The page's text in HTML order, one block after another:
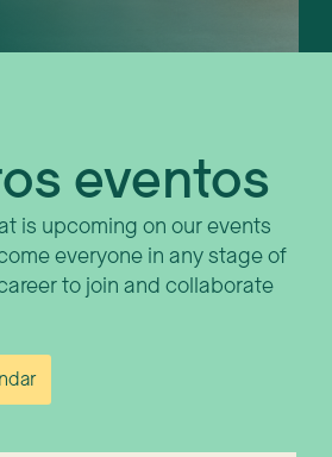
eventos
is upcoming on our events
everyone in any stage of
to join and collaborate